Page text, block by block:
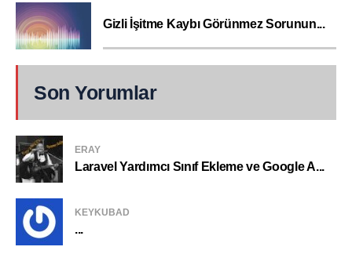
Gizli İşitme Kaybı Görünmez Sorunun...
Son Yorumlar
ERAY
Laravel Yardımcı Sınıf Ekleme ve Google A...
KEYKUBAD
...